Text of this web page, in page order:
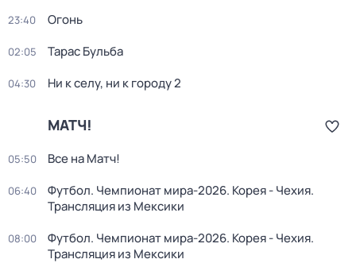
23:40 Огонь
02:05 Тарас Бульба
04:30 Ни к селу, ни к городу 2
МАТЧ!
05:50 Все на Матч!
06:40
Футбол. Чемпионат мира-2026. Корея - Чехия.
Трансляция из Мексики
08:00
Футбол. Чемпионат мира-2026. Корея - Чехия.
Трансляция из Мексики